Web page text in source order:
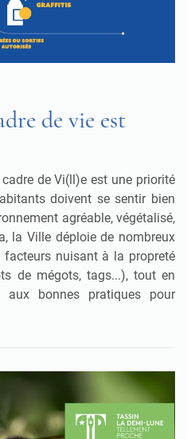
de vie est
de Vi(ll)e est une priorité
doivent se sentir bien
agréable, végétalisé,
la Ville déploie de nombreux
nuisant à la propreté
de mégots, tags...), tout en
aux bonnes pratiques pour